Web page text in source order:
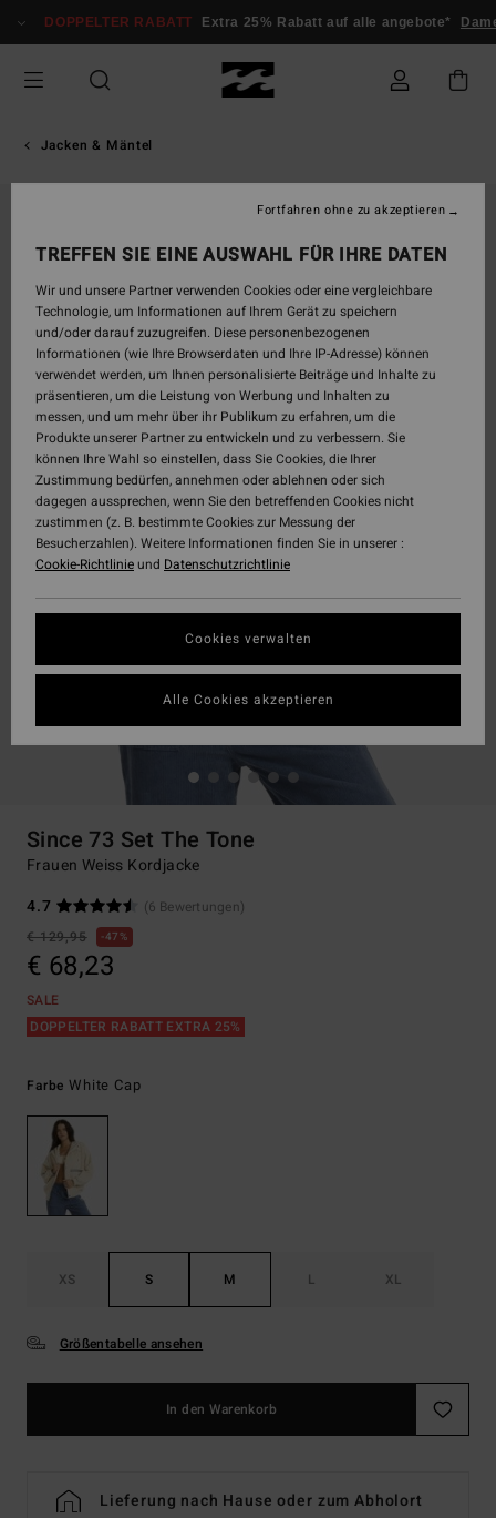
zur
springen
DOPPELTER RABATT Extra 25% Rabatt auf alle angebote*
Jacken & Mäntel
Since 73 Set The Tone
Frauen Weiss Kordjacke
4.7
(6 Bewertungen)
€ 129,95
47%
€ 68,23
SALE
DOPPELTER RABATT EXTRA 25%
FarbeWhite Cap
XS S M L XL
Größentabelle ansehen
In den Warenkorb
Lieferung nach Hause oder zum Abholort
TREFFEN SIE EINE AUSWAHL FÜR IHRE DATEN
Wir und unsere Partner verwenden Cookies oder eine vergleichbare
Technologie, um Informationen auf Ihrem Gerät zu speichern
und/oder darauf zuzugreifen. Diese personenbezogenen
Informationen (wie Ihre Browserdaten und Ihre IP-Adresse) können
verwendet werden, um Ihnen personalisierte Beiträge und Inhalte zu
präsentieren, um die Leistung von Werbung und Inhalten zu
messen, und um mehr über ihr Publikum zu erfahren, um die
Produkte unserer Partner zu entwickeln und zu verbessern. Sie
können Ihre Wahl so einstellen, dass Sie Cookies, die Ihrer
Zustimmung bedürfen, annehmen oder ablehnen oder sich
dagegen aussprechen, wenn Sie den betreffenden Cookies nicht
zustimmen (z. B. bestimmte Cookies zur Messung der
Besucherzahlen). Weitere Informationen finden Sie in unserer :
Cookie-Richtlinieund Datenschutzrichtlinie
Cookies verwalten
Fortfahren ohne zu akzeptieren
Alle Cookies akzeptieren